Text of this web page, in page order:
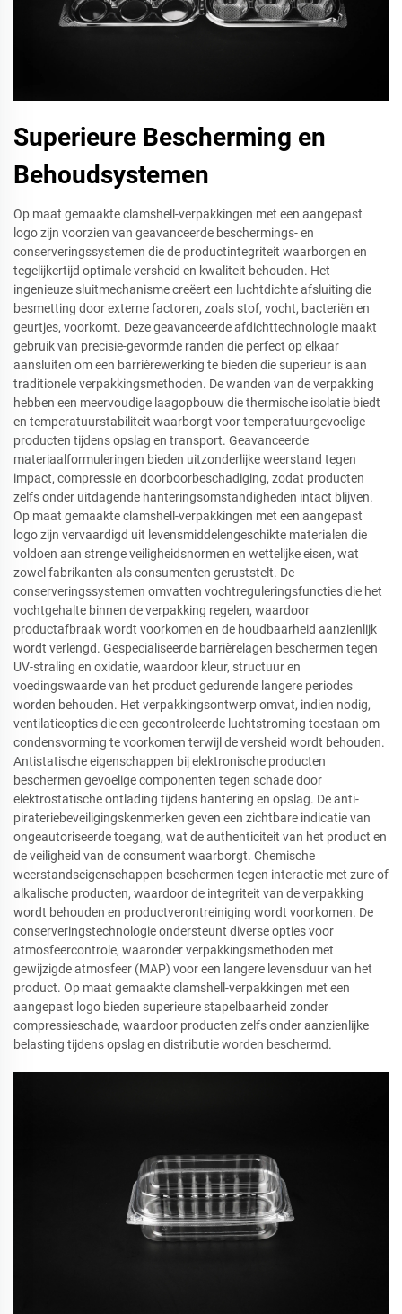
Superieure Bescherming en
Behoudsystemen
Op maat gemaakte clamshell-verpakkingen met een aangepast
logo zijn voorzien van geavanceerde beschermings- en
conserveringssystemen die de productintegriteit waarborgen en
tegelijkertijd optimale versheid en kwaliteit behouden. Het
ingenieuze sluitmechanisme creëert een luchtdichte afsluiting die
besmetting door externe factoren, zoals stof, vocht, bacteriën en
geurtjes, voorkomt. Deze geavanceerde afdichttechnologie maakt
gebruik van precisie-gevormde randen die perfect op elkaar
aansluiten om een barrièrewerking te bieden die superieur is aan
traditionele verpakkingsmethoden. De wanden van de verpakking
hebben een meervoudige laagopbouw die thermische isolatie biedt
en temperatuurstabiliteit waarborgt voor temperatuurgevoelige
producten tijdens opslag en transport. Geavanceerde
materiaalformuleringen bieden uitzonderlijke weerstand tegen
impact, compressie en doorboorbeschadiging, zodat producten
zelfs onder uitdagende hanteringsomstandigheden intact blijven.
Op maat gemaakte clamshell-verpakkingen met een aangepast
logo zijn vervaardigd uit levensmiddelengeschikte materialen die
voldoen aan strenge veiligheidsnormen en wettelijke eisen, wat
zowel fabrikanten als consumenten geruststelt. De
conserveringssystemen omvatten vochtreguleringsfuncties die het
vochtgehalte binnen de verpakking regelen, waardoor
productafbraak wordt voorkomen en de houdbaarheid aanzienlijk
wordt verlengd. Gespecialiseerde barrièrelagen beschermen tegen
UV-straling en oxidatie, waardoor kleur, structuur en
voedingswaarde van het product gedurende langere periodes
worden behouden. Het verpakkingsontwerp omvat, indien nodig,
ventilatieopties die een gecontroleerde luchtstroming toestaan om
condensvorming te voorkomen terwijl de versheid wordt behouden.
Antistatische eigenschappen bij elektronische producten
beschermen gevoelige componenten tegen schade door
elektrostatische ontlading tijdens hantering en opslag. De anti-
pirateriebeveiligingskenmerken geven een zichtbare indicatie van
ongeautoriseerde toegang, wat de authenticiteit van het product en
de veiligheid van de consument waarborgt. Chemische
weerstandseigenschappen beschermen tegen interactie met zure of
alkalische producten, waardoor de integriteit van de verpakking
wordt behouden en productverontreiniging wordt voorkomen. De
conserveringstechnologie ondersteunt diverse opties voor
atmosfeercontrole, waaronder verpakkingsmethoden met
gewijzigde atmosfeer (MAP) voor een langere levensduur van het
product. Op maat gemaakte clamshell-verpakkingen met een
aangepast logo bieden superieure stapelbaarheid zonder
compressieschade, waardoor producten zelfs onder aanzienlijke
belasting tijdens opslag en distributie worden beschermd.